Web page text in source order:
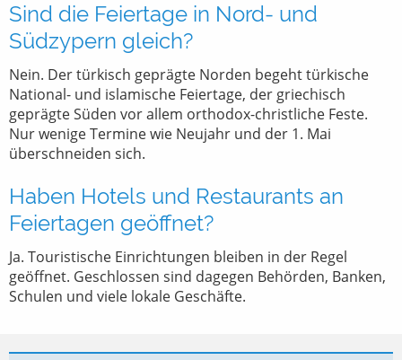
Sind die Feiertage in Nord- und
Südzypern gleich?
Nein. Der türkisch geprägte Norden begeht türkische
National- und islamische Feiertage, der griechisch
geprägte Süden vor allem orthodox-christliche Feste.
Nur wenige Termine wie Neujahr und der 1. Mai
überschneiden sich.
Haben Hotels und Restaurants an
Feiertagen geöffnet?
Ja. Touristische Einrichtungen bleiben in der Regel
geöffnet. Geschlossen sind dagegen Behörden, Banken,
Schulen und viele lokale Geschäfte.